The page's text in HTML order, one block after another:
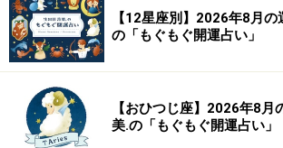
＞【12星座別】今月の「軌道修正＆自
の星座は？
【12星座別】2026年8月
の「もぐもぐ開運占い」
【おひつじ座】2026年8月
美.の「もぐもぐ開運占い」